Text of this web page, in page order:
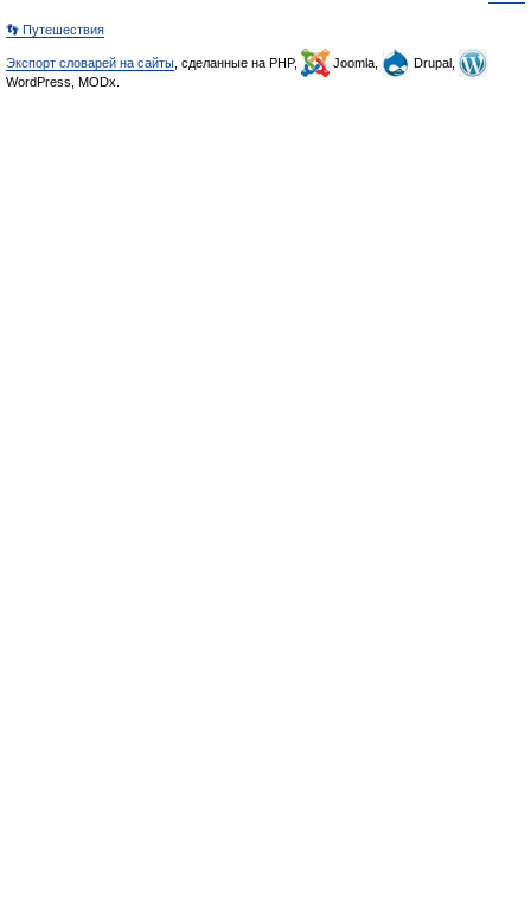
👣 Путешествия
Экспорт словарей на сайты , сделанные на PHP, Joomla,
Drupal,
WordPress, MODx.